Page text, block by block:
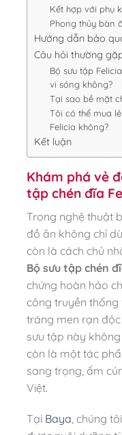
Kết hợp với phụ
Phong thủy bàn
Hướng dẫn bảo
Câu hỏi thường
Bộ sưu tập
vi sóng không?
Tại sao bề mặt
Tôi có thể mua
Felicia không?
Kết luận
Khám phá vẻ
tập chén đĩa
Trong nghệ thuật
đồ ăn không chỉ
còn là cách chủ
Bộ sưu tập chén
chứng hoàn hảo
công truyền thống
tráng men rạn
sưu tập này
còn là một tác
sang trọng, ấm
Việt.
Tại Baya, chúng